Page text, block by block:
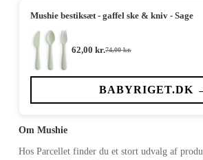
Mushie bestiksæt - gaffel ske & kniv - Sage
74,00kr.
Den
pris
var:
62,00 kr.Den
pris
er:
BABYRIGET.DK
Om Mushie
Hos Parcellet finder du et stort udvalg af